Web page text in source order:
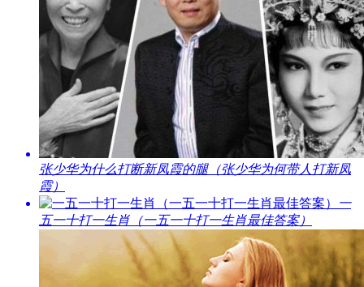
​张少华为什么打断新凤霞的腿（张少华为何带人打新凤
霞）
​一
五一十打一生肖（一五一十打一生肖最佳答案）